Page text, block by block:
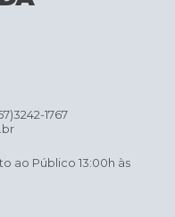
1767
ao Público 13:00h às